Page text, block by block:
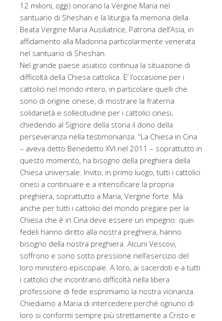
12 milioni, oggi) onorano la Vergine Maria nel
santuario di Sheshan e la liturgia fa memoria della
Beata Vergine Maria Ausiliatrice, Patrona dell’Asia, in
affidamento alla Madonna particolarmente venerata
nel santuario di Sheshan.
Nel grande paese asiatico continua la situazione di
difficoltà della Chiesa cattolica. E’ l’occasione per i
cattolici nel mondo intero, in particolare quelli che
sono di origine cinese, di mostrare la fraterna
solidarietà e sollecitudine per i cattolici cinesi,
chiedendo al Signore della storia il dono della
perseveranza nella testimonianza. “La Chiesa in Cina
– aveva detto Benedetto XVI nel 2011 – soprattutto in
questo momento, ha bisogno della preghiera della
Chiesa universale. Invito, in primo luogo, tutti i cattolici
cinesi a continuare e a intensificare la propria
preghiera, soprattutto a Maria, Vergine forte. Ma
anche per tutti i cattolici del mondo pregare per la
Chiesa che è in Cina deve essere un impegno: quei
fedeli hanno diritto alla nostra preghiera, hanno
bisogno della nostra preghiera. Alcuni Vescovi,
soffrono e sono sotto pressione nell’esercizio del
loro ministero episcopale. A loro, ai sacerdoti e a tutti
i cattolici che incontrano difficoltà nella libera
professione di fede esprimiamo la nostra vicinanza.
Chiediamo a Maria di intercedere perché ognuno di
loro si conformi sempre più strettamente a Cristo e